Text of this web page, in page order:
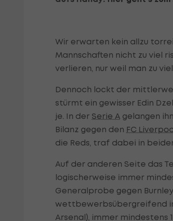
Wir erwarten kein allzu
Mannschaften nicht zu viel
verlieren, nur weil man zu
Dennoch lockt der
stürmt ein gewisser Edin
je. In der Serie A gelangen
Bilanz gegen den FC
die Reds, traf dabei in
Auf der anderen Seite das
logischerweise immer
Generalprobe gegen Burnley
wettbewerbsübergreifend in
Arsenal), immer mindestens